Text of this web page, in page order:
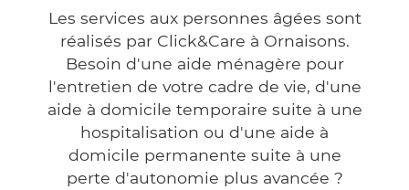
Les services aux personnes âgées sont
réalisés par Click&Care à Ornaisons.
Besoin d'une aide ménagère pour
l'entretien de votre cadre de vie, d'une
aide à domicile temporaire suite à une
hospitalisation ou d'une aide à
domicile permanente suite à une
perte d'autonomie plus avancée ?